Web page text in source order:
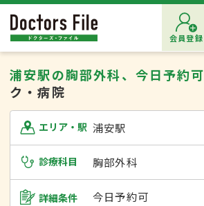
会員登録
浦安駅の胸部外科、今日予約可
ク・病院
エリア・駅 浦安駅
診療科目 胸部外科
詳細条件 今日予約可